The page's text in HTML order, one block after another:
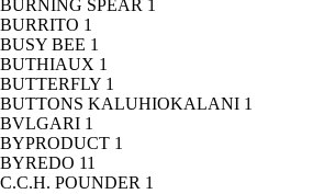
BURNING SPEAR 1
BURRITO 1
BUSY BEE 1
BUTHIAUX 1
BUTTERFLY 1
BUTTONS KALUHIOKALANI 1
BVLGARI 1
BYPRODUCT 1
BYREDO 11
C.C.H. POUNDER 1